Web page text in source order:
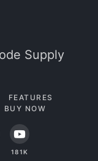
FEATURES
BUY NOW
Supply
181K